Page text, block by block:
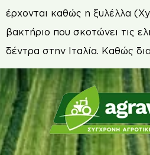
έρχονται καθώς η ξυλέλλα
βακτήριο που σκοτώνει τις
δέντρα στην Ιταλία. Καθώς